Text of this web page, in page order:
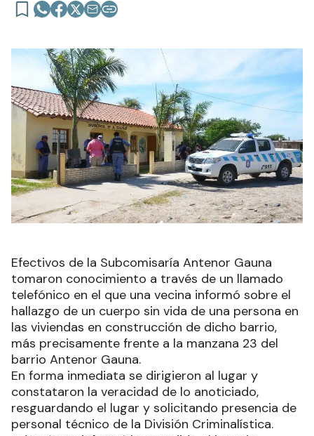
Efectivos de la Subcomisaría Antenor Gauna
tomaron conocimiento a través de un llamado
telefónico en el que una vecina informó sobre el
hallazgo de un cuerpo sin vida de una persona en
las viviendas en construcción de dicho barrio,
más precisamente frente a la manzana 23 del
barrio Antenor Gauna.
En forma inmediata se dirigieron al lugar y
constataron la veracidad de lo anoticiado,
resguardando el lugar y solicitando presencia de
personal técnico de la División Criminalística.